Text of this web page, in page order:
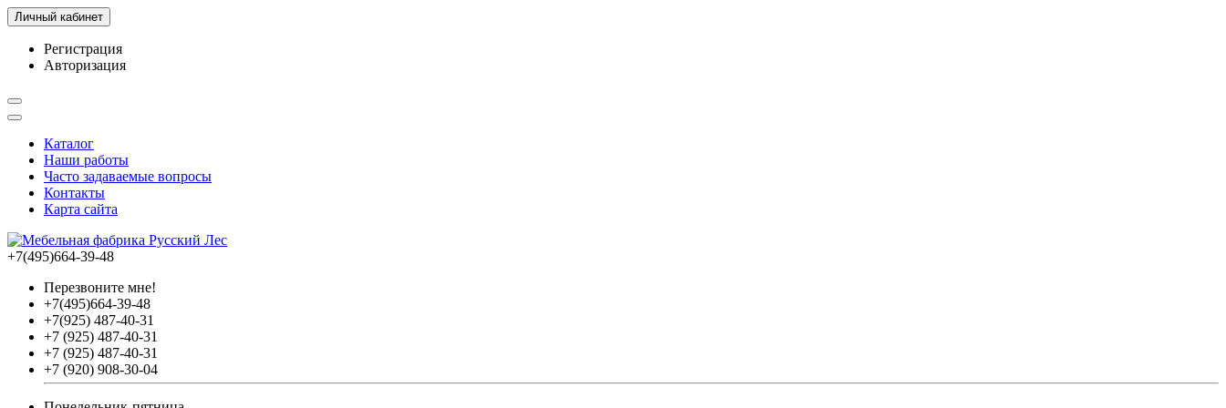
Личный кабинет
Регистрация
Авторизация
Каталог
Наши работы
Часто задаваемые вопросы
Контакты
Карта сайта
+7(495)664-39-48
Перезвоните мне!
+7(495)664-39-48
+7(925) 487-40-31
+7 (925) 487-40-31
+7 (925) 487-40-31
+7 (920) 908-30-04